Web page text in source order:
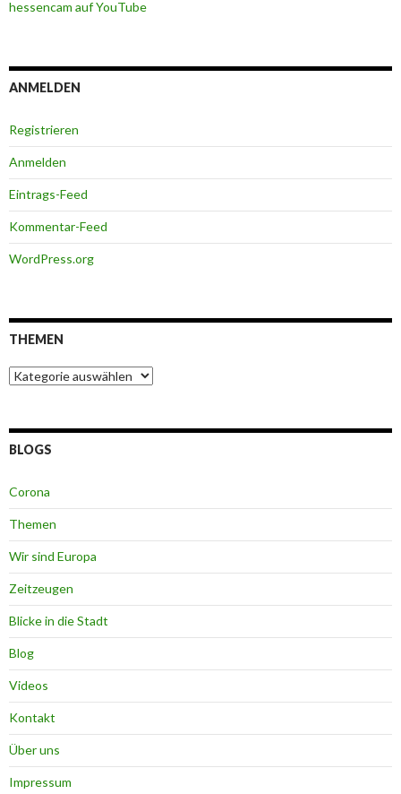
hessencam auf YouTube
ANMELDEN
Registrieren
Anmelden
Eintrags-Feed
Kommentar-Feed
WordPress.org
THEMEN
Themen
BLOGS
Corona
Themen
Wir sind Europa
Zeitzeugen
Blicke in die Stadt
Blog
Videos
Kontakt
Über uns
Impressum